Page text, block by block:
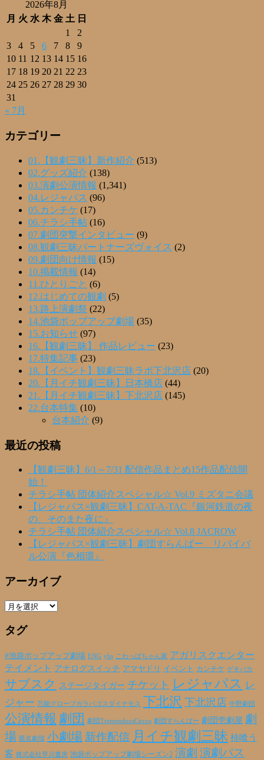
2026年8月
月 火 水 木 金 土 日
1
2
3
4 5 6 7 8
9
10 11 12 13 14 15 16
17 18 19 20 21 22 23
24 25 26 27 28 29 30
31
« 7月
カテゴリー
01.【観劇三昧】新作紹介 (513)
02.グッズ紹介 (138)
03.演劇公演情報 (1,341)
04.レジャパス (96)
05.カンチケ (17)
06.チラシ手帖 (16)
07.劇団突撃インタビュー (9)
08.観劇三昧パートナーズヴォイス (2)
09.劇団向け情報 (15)
10.掲載情報 (14)
11.ひとりごと (6)
12.はじめての観劇 (5)
13.路上演劇祭 (22)
14.池袋ポップアップ劇場 (35)
15.お知らせ (97)
16.【観劇三昧】 作品レビュー (23)
17.特集記事 (23)
18.【イベント】観劇三昧ラボ下北沢店 (20)
20.【月イチ観劇三昧】日本橋店 (44)
21.【月イチ観劇三昧】下北沢店 (145)
22.台本特集 (10)
台本紹介 (9)
最近の投稿
【観劇三昧】6/1～7/31 配信作品まとめ15作品配信開
始！
チラシ手帖 団体紹介スペシャル☆ Vol.9 ミズタニ会議
【レジャパス×観劇三昧】CAT-A-TAC『銀河鉄道の夜
の、そのまた夜に』
チラシ手帖 団体紹介スペシャル☆ Vol.8 JACROW
【レジャパス×観劇三昧】劇団すらんばー リバイバ
ル公演『色相環』
アーカイブ
ア
カ
ブ
タグ
#池袋ポップアップ劇場 ENG yhs こわっぱちゃん家 アガリスクエンター
テイメント アナログスイッチ アマヤドリ イベント カンチケ ゲキバカ
サブスク ステージタイガー チケット レジャパス レ
ジャー 万能グローブガラパゴスダイナモス 下北沢 下北沢店 中野劇団
公演情報 劇団 劇団TremendousCircus 劇団すらんばー 劇団壱劇屋 劇
場 匿名劇壇 小劇場 新作配信 月イチ観劇三昧 柿喰う
客 株式会社早川書房 池袋ポップアップ劇場シーズン2 演劇 演劇パス